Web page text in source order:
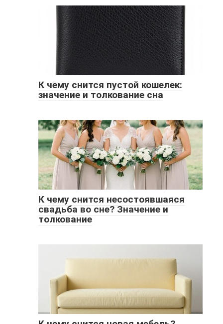
К чему снится пустой кошелек:
значение и толкование сна
К чему снится несостоявшаяся
свадьба во сне? Значение и
толкование